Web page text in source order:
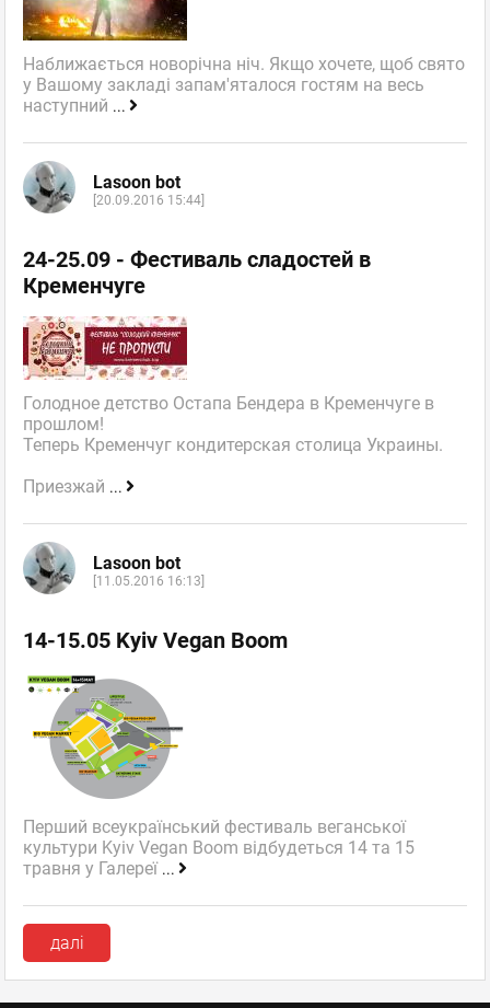
Наближається новорічна ніч. Якщо хочете, щоб свято
у Вашому закладі запам'яталося гостям на весь
наступний ...
Lasoon bot
[20.09.2016 15:44]
24-25.09 - Фестиваль сладостей в
Кременчуге
Голодное детство Остапа Бендера в Кременчуге в
прошлом!
Теперь Кременчуг кондитерская столица Украины.
Приезжай ...
Lasoon bot
[11.05.2016 16:13]
14-15.05 Kyiv Vegan Boom
Перший всеукраїнський фестиваль веганської
культури Kyiv Vegan Boom відбудеться 14 та 15
травня у Галереї ...
далі